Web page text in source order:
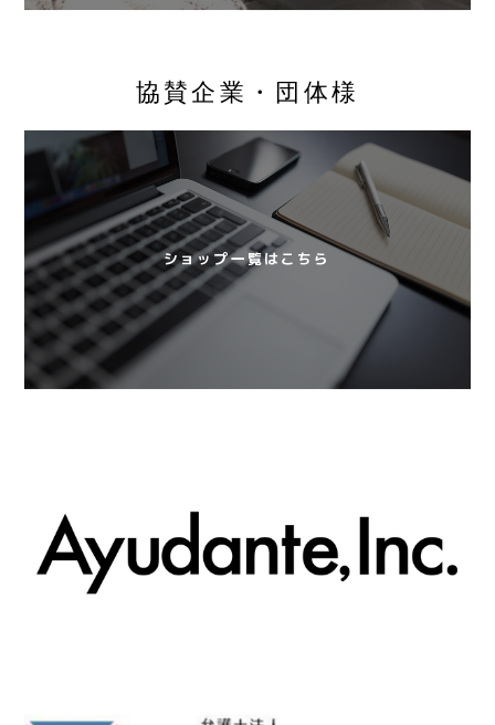
協賛企業・団体様
ショップ一覧はこちら